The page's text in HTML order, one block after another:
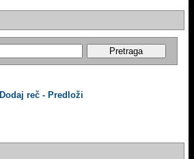
Dodaj reč - Predloži